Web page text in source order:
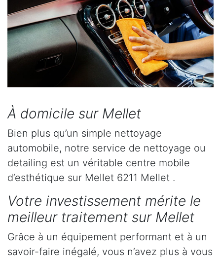
À domicile sur Mellet
Bien plus qu’un simple nettoyage
automobile, notre service de nettoyage ou
detailing est un véritable centre mobile
d’esthétique sur Mellet 6211 Mellet .
Votre investissement mérite le
meilleur traitement sur Mellet
Grâce à un équipement performant et à un
savoir-faire inégalé, vous n’avez plus à vous